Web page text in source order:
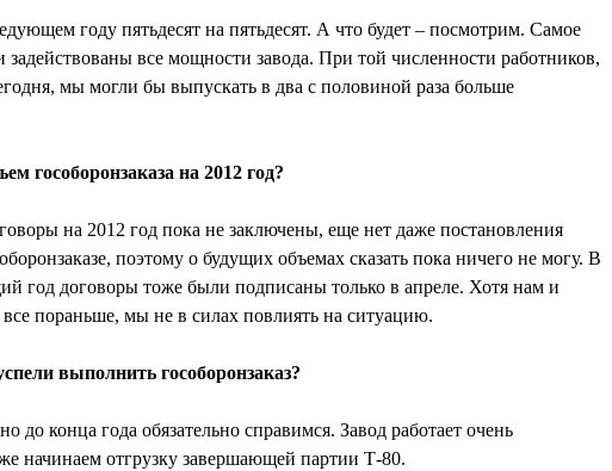
году пятьдесят на пятьдесят. А что будет – посмотрим. Самое
задействованы все мощности завода. При той численности работников,
мы могли бы выпускать в два с половиной раза больше
гособоронзаказа на 2012 год?
на 2012 год пока не заключены, еще нет даже постановления
поэтому о будущих объемах сказать пока ничего не могу. В
год договоры тоже были подписаны только в апреле. Хотя нам и
все пораньше, мы не в силах повлиять на ситуацию.
выполнить гособоронзаказ?
до конца года обязательно справимся. Завод работает очень
начинаем отгрузку завершающей партии Т-80.